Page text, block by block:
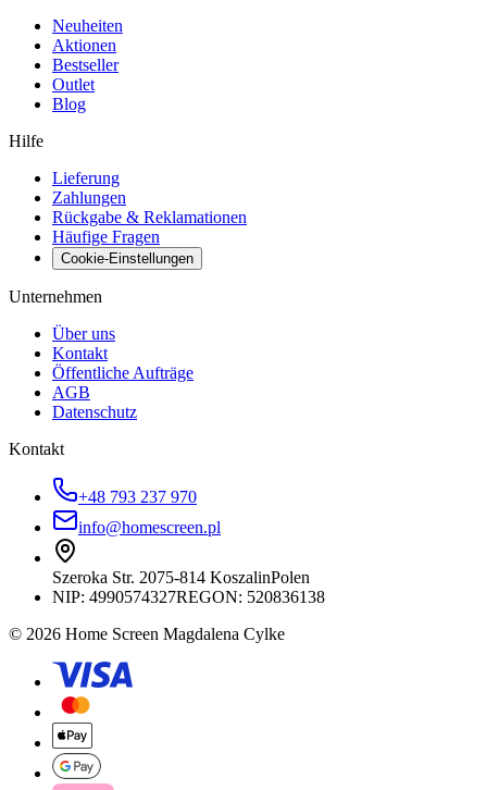
Neuheiten
Aktionen
Bestseller
Outlet
Blog
Hilfe
Lieferung
Zahlungen
Rückgabe & Reklamationen
Häufige Fragen
Cookie-Einstellungen
Unternehmen
Über uns
Kontakt
Öffentliche Aufträge
AGB
Datenschutz
Kontakt
+48 793 237 970
info@homescreen.pl
Szeroka Str. 2075-814 KoszalinPolen
NIP: 4990574327REGON: 520836138
© 2026 Home Screen Magdalena Cylke